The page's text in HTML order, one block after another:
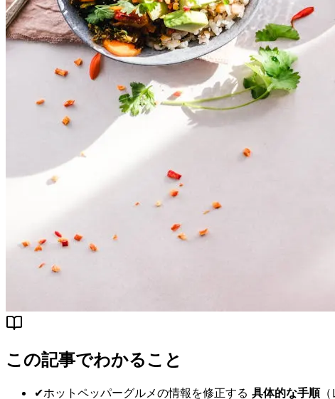
この記事でわかること
✔ホットペッパーグルメの情報を修正する 具体的な手順（